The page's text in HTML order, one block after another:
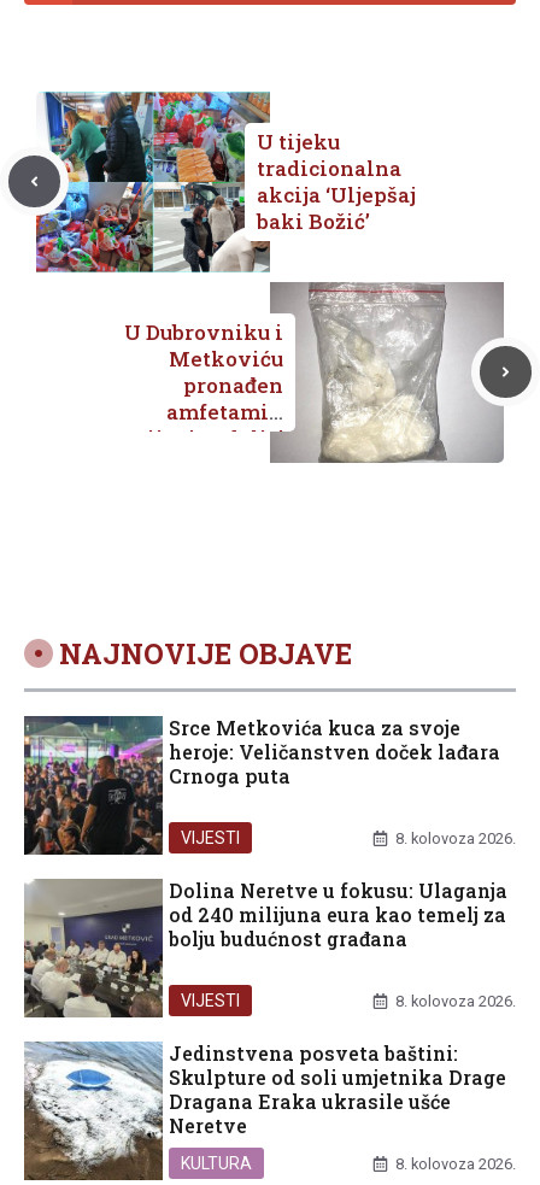
U tijeku
tradicionalna
akcija ‘Uljepšaj
baki Božić’
U Dubrovniku i
Metkoviću
pronađen
amfetamin
namijenjen daljoj
preprodaji
NAJNOVIJE OBJAVE
Srce Metkovića kuca za svoje
heroje: Veličanstven doček lađara
Crnoga puta
VIJESTI 8. kolovoza 2026.
Dolina Neretve u fokusu: Ulaganja
od 240 milijuna eura kao temelj za
bolju budućnost građana
VIJESTI 8. kolovoza 2026.
Jedinstvena posveta baštini:
Skulpture od soli umjetnika Drage
Dragana Eraka ukrasile ušće
Neretve
KULTURA 8. kolovoza 2026.